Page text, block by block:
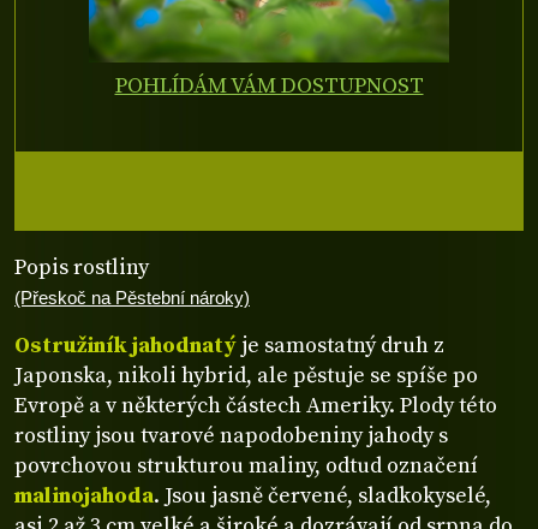
Popis rostliny
(Přeskoč na Pěstební nároky)
Ostružiník jahodnatý je samostatný druh z
Japonska, nikoli hybrid, ale pěstuje se spíše po
Evropě a v některých částech Ameriky. Plody této
rostliny jsou tvarové napodobeniny jahody s
povrchovou strukturou maliny, odtud označení
malinojahoda. Jsou jasně červené, sladkokyselé,
POHLÍDÁM VÁM DOSTUPNOST